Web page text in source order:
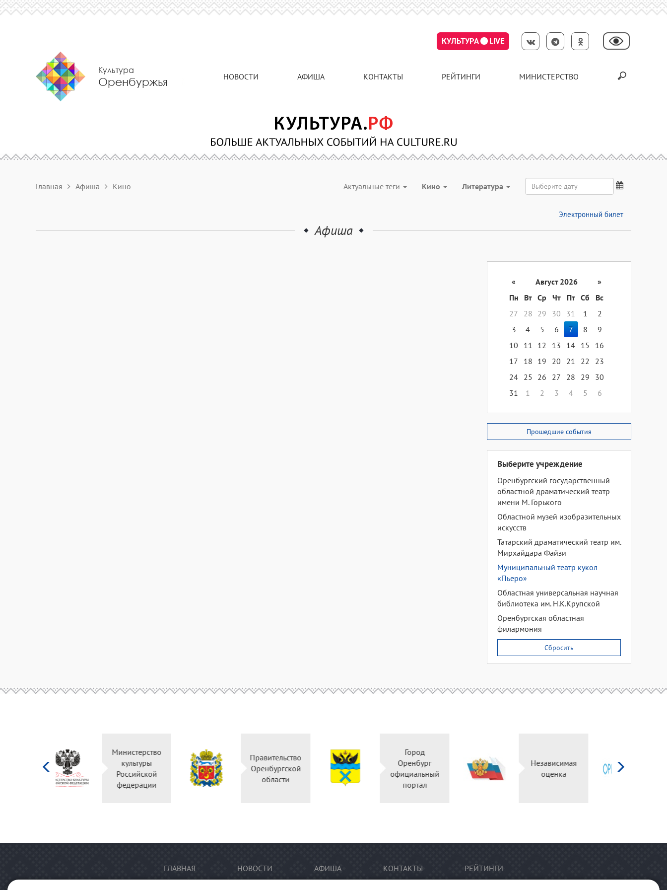
КУЛЬТУРА LIVE
Культура
Оренбуржья НОВОСТИ АФИША КОНТАКТЫ РЕЙТИНГИ МИНИСТЕРСТВО
Главная Афиша Кино Актуальные теги Кино Литература
Электронный билет
Афиша
« Август 2026
»
Пн
Вт Ср Чт Пт Сб
Вс
27
28 29 30 31 1
2
3
4 5 6 7 8
9
10
11 12 13 14 15
16
17
18 19 20 21 22
23
24 25 26 27 28 29
30
31
1 2 3 4 5 6
Прошедшие события
Выберите учреждение
Оренбургский государственный
областной драматический театр
имени М. Горького
Областной музей изобразительных
искусств
Татарский драматический театр им.
Мирхайдара Файзи
Муниципальный театр кукол
«Пьеро»
Областная универсальная научная
библиотека им. Н.К.Крупской
Оренбургская областная
филармония
Сбросить
Министерство
культуры
Российской
федерации
Правительство
Оренбургской
области
Оренбург
официальный
портал
Независимая
оценка
ГЛАВНАЯ НОВОСТИ АФИША КОНТАКТЫ РЕЙТИНГИ